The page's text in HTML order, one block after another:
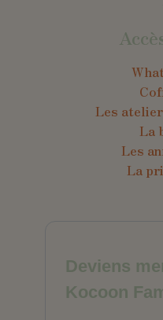
Les
La
Les
La
Deviens
Kocoon